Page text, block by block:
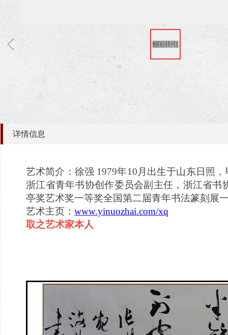
艺术简介：徐强 1979年10月出生于山东日照
浙江省青年书协创作委员会副主任，浙江省
亭奖艺术奖一等奖全国第二届青年书法篆刻展
艺术主页： www.yinuozhai.com/xq
取之艺术家本人
详情信息
ꁆ